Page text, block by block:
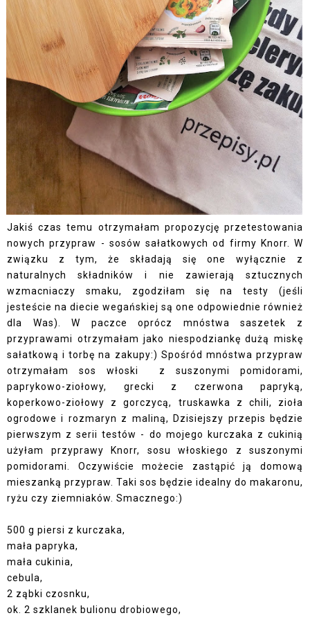
Jakiś czas temu otrzymałam propozycję przetestowania
nowych przypraw - sosów sałatkowych od firmy Knorr. W
związku z tym, że składają się one wyłącznie z
naturalnych składników i nie zawierają sztucznych
wzmacniaczy smaku, zgodziłam się na testy (jeśli
jesteście na diecie wegańskiej są one odpowiednie również
dla Was). W paczce oprócz mnóstwa saszetek z
przyprawami otrzymałam jako niespodziankę dużą miskę
sałatkową i torbę na zakupy:) Spośród mnóstwa przypraw
otrzymałam sos włoski z suszonymi pomidorami,
paprykowo-ziołowy, grecki z czerwona papryką,
koperkowo-ziołowy z gorczycą, truskawka z chili, zioła
ogrodowe i rozmaryn z maliną, Dzisiejszy przepis będzie
pierwszym z serii testów - do mojego kurczaka z cukinią
użyłam przyprawy Knorr, sosu włoskiego z suszonymi
pomidorami. Oczywiście możecie zastąpić ją domową
mieszanką przypraw. Taki sos będzie idealny do makaronu,
ryżu czy ziemniaków. Smacznego:)
500 g piersi z kurczaka,
mała papryka,
mała cukinia,
cebula,
2 ząbki czosnku,
ok. 2 szklanek bulionu drobiowego,